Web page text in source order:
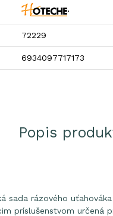
72229
6934097717173
Popis
sada rázového
príslušenstvom určená